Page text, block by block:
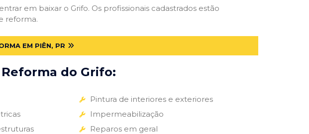
em baixar o Grifo. Os profissionais cadastrados estão
reforma.
EM PIÊN, PR
do Grifo:
Pintura de interiores e exteriores
Impermeabilização
Reparos em geral